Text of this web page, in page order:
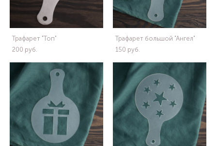
Трафарет "Топ"
200 pуб.
Трафарет большой "Ангел"
150 pуб.